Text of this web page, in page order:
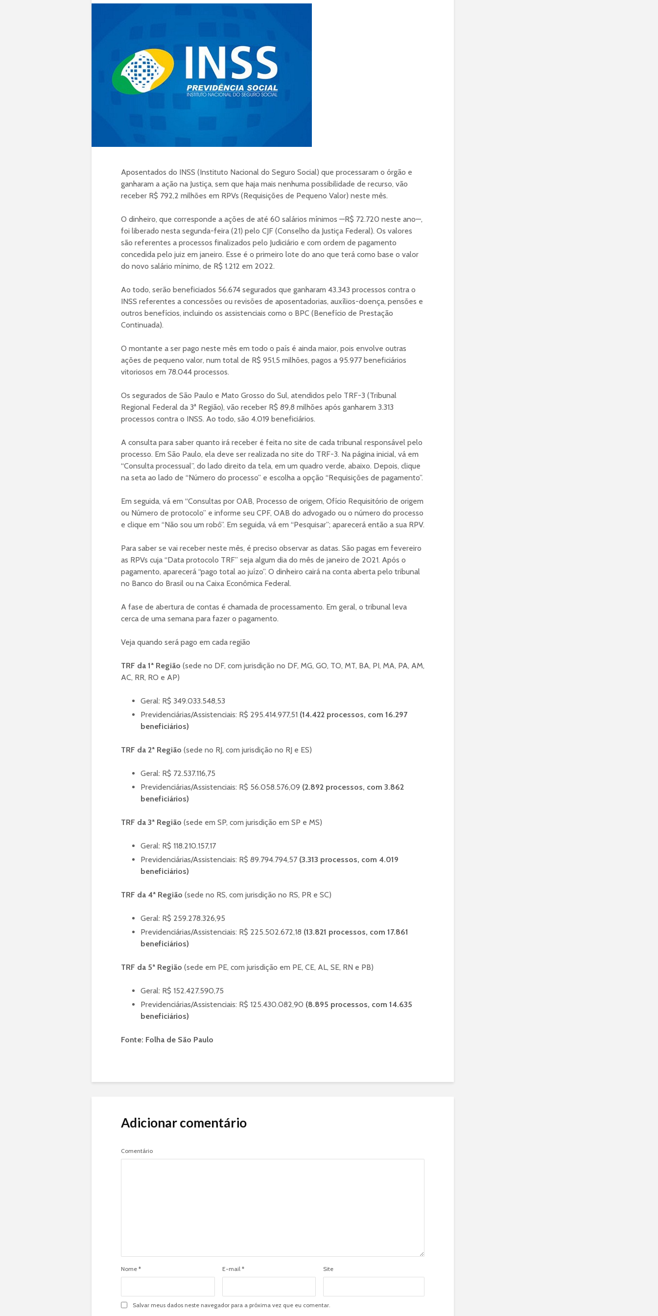
Aposentados do INSS (Instituto Nacional do Seguro Social) que processaram o órgão e
ganharam a ação na Justiça, sem que haja mais nenhuma possibilidade de recurso, vão
receber R$ 792,2 milhões em RPVs (Requisições de Pequeno Valor) neste mês.
O dinheiro, que corresponde a ações de até 60 salários mínimos —R$ 72.720 neste ano—,
foi liberado nesta segunda-feira (21) pelo CJF (Conselho da Justiça Federal). Os valores
são referentes a processos finalizados pelo Judiciário e com ordem de pagamento
concedida pelo juiz em janeiro. Esse é o primeiro lote do ano que terá como base o valor
do novo salário mínimo, de R$ 1.212 em 2022.
Ao todo, serão beneficiados 56.674 segurados que ganharam 43.343 processos contra o
INSS referentes a concessões ou revisões de aposentadorias, auxílios-doença, pensões e
outros benefícios, incluindo os assistenciais como o BPC (Benefício de Prestação
Continuada).
O montante a ser pago neste mês em todo o país é ainda maior, pois envolve outras
ações de pequeno valor, num total de R$ 951,5 milhões, pagos a 95.977 beneficiários
vitoriosos em 78.044 processos.
Os segurados de São Paulo e Mato Grosso do Sul, atendidos pelo TRF-3 (Tribunal
Regional Federal da 3ª Região), vão receber R$ 89,8 milhões após ganharem 3.313
processos contra o INSS. Ao todo, são 4.019 beneficiários.
A consulta para saber quanto irá receber é feita no site de cada tribunal responsável pelo
processo. Em São Paulo, ela deve ser realizada no site do TRF-3. Na página inicial, vá em
“Consulta processual”, do lado direito da tela, em um quadro verde, abaixo. Depois, clique
na seta ao lado de “Número do processo” e escolha a opção “Requisições de pagamento”.
Em seguida, vá em “Consultas por OAB, Processo de origem, Ofício Requisitório de origem
ou Número de protocolo” e informe seu CPF, OAB do advogado ou o número do processo
e clique em “Não sou um robô”. Em seguida, vá em “Pesquisar”; aparecerá então a sua RPV.
Para saber se vai receber neste mês, é preciso observar as datas. São pagas em fevereiro
as RPVs cuja “Data protocolo TRF” seja algum dia do mês de janeiro de 2021. Após o
pagamento, aparecerá “pago total ao juízo”. O dinheiro cairá na conta aberta pelo tribunal
no Banco do Brasil ou na Caixa Econômica Federal.
A fase de abertura de contas é chamada de processamento. Em geral, o tribunal leva
cerca de uma semana para fazer o pagamento.
Veja quando será pago em cada região
TRF da 1ª Região (sede no DF, com jurisdição no DF, MG, GO, TO, MT, BA, PI, MA, PA, AM,
AC, RR, RO e AP)
Geral: R$ 349.033.548,53
Previdenciárias/Assistenciais: R$ 295.414.977,51 (14.422 processos, com 16.297
beneficiários)
TRF da 2ª Região (sede no RJ, com jurisdição no RJ e ES)
Geral: R$ 72.537.116,75
Previdenciárias/Assistenciais: R$ 56.058.576,09 (2.892 processos, com 3.862
beneficiários)
TRF da 3ª Região (sede em SP, com jurisdição em SP e MS)
Geral: R$ 118.210.157,17
Previdenciárias/Assistenciais: R$ 89.794.794,57 (3.313 processos, com 4.019
beneficiários)
TRF da 4ª Região (sede no RS, com jurisdição no RS, PR e SC)
Geral: R$ 259.278.326,95
Previdenciárias/Assistenciais: R$ 225.502.672,18 (13.821 processos, com 17.861
beneficiários)
TRF da 5ª Região (sede em PE, com jurisdição em PE, CE, AL, SE, RN e PB)
Geral: R$ 152.427.590,75
Previdenciárias/Assistenciais: R$ 125.430.082,90 (8.895 processos, com 14.635
beneficiários)
Fonte: Folha de São Paulo
Adicionar comentário
Comentário
Nome * E-mail * Site
Salvar meus dados neste navegador para a próxima vez que eu comentar.